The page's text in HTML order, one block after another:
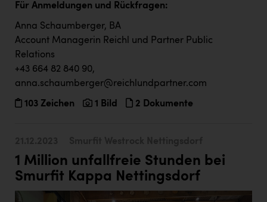
Für Anmeldungen und Rückfragen:
Anna Schaumberger, BA
Account Managerin Reichl und Partner Public
Relations
+43 664 82 840 90,
anna.schaumberger@reichlundpartner.com
103 Zeichen 1 Bild 2 Dokumente
1 Million unfallfreie Stunden bei
Smurfit Kappa Nettingsdorf